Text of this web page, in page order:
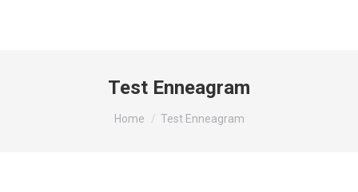
Test Enneagram
You are here:
Home Test Enneagram